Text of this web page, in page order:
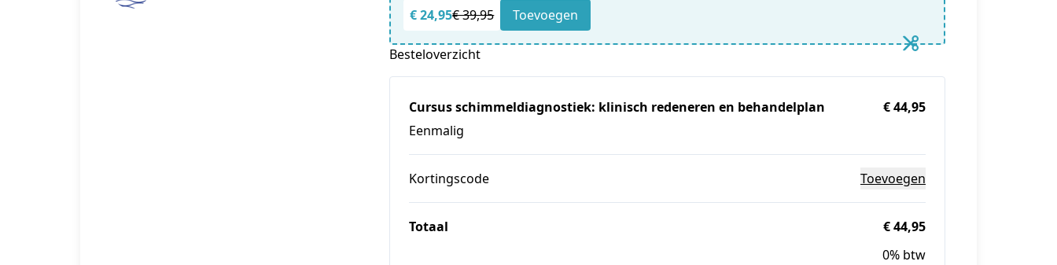
€ 24,95€ 39,95 Toevoegen
Besteloverzicht
Cursus schimmeldiagnostiek: klinisch redeneren en behandelplan
Eenmalig
€ 44,95
Kortingscode Toevoegen
Totaal
€ 44,95
0% btw